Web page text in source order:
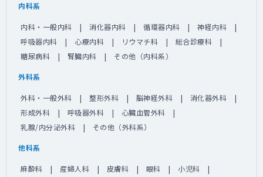
内科系
内科・一般内科 消化器内科 循環器内科
神経内科
呼吸器内科
心療内科 リウマチ科
総合診療科
糖尿病科
腎臓内科 その他（内科系）
外科系
外科・一般外科 整形外科 脳神経外科
消化器外科
形成外科
呼吸器外科
心臓血管外科
乳腺/内分泌外科
その他（外科系）
他科系
麻酔科 産婦人科 皮膚科 眼科
小児科